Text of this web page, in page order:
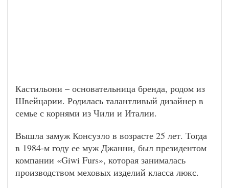
Кастильони – основательница бренда, родом из
Швейцарии. Родилась талантливый дизайнер в
семье с корнями из Чили и Италии.
Вышла замуж Консуэло в возрасте 25 лет. Тогда
в 1984-м году ее муж Джанни, был президентом
компании «Giwi Furs», которая занималась
производством меховых изделий класса люкс.